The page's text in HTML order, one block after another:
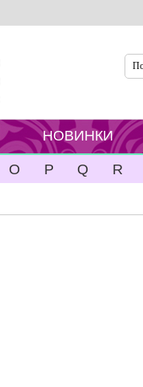
НОВИНКИ
O P Q R